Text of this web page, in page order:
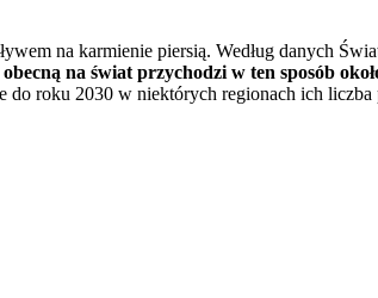
na karmienie piersią. Według danych
na świat przychodzi w ten sposób
do roku 2030 w niektórych regionach ich